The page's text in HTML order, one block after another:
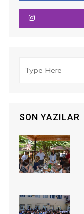
SON YAZILAR